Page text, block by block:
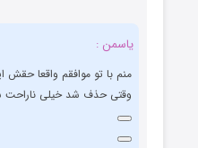
یاسمن :
منم با تو موافقم واقعا حقش
وقتی حذف شد خیلی ناراحت